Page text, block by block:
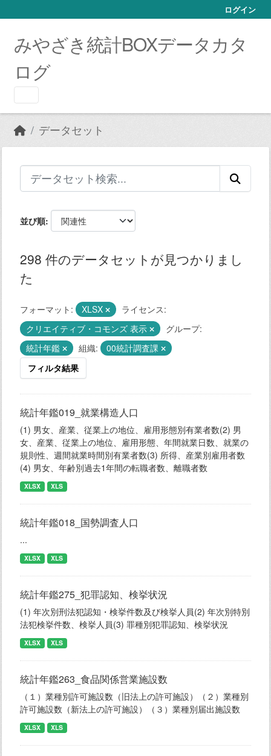
ログイン
みやざき統計BOXデータカタ
ログ
データセット
並び順
298 件のデータセットが見つかりまし
た
フォーマット: XLSX
ライセンス:
クリエイティブ・コモンズ 表示
グループ:
統計年鑑
組織:
00統計調査課
フィルタ結果
統計年鑑019_就業構造人口
(1) 男女、産業、従業上の地位、雇用形態別有業者数(2) 男
女、産業、従業上の地位、雇用形態、年間就業日数、就業の
規則性、週間就業時間別有業者数(3) 所得、産業別雇用者数
(4) 男女、年齢別過去1年間の転職者数、離職者数
XLSX XLS
統計年鑑018_国勢調査人口
...
XLSX XLS
統計年鑑275_犯罪認知、検挙状況
(1) 年次別刑法犯認知・検挙件数及び検挙人員(2) 年次別特別
法犯検挙件数、検挙人員(3) 罪種別犯罪認知、検挙状況
XLSX XLS
統計年鑑263_食品関係営業施設数
（１）業種別許可施設数（旧法上の許可施設）（２）業種別
許可施設数（新法上の許可施設）（３）業種別届出施設数
XLSX XLS